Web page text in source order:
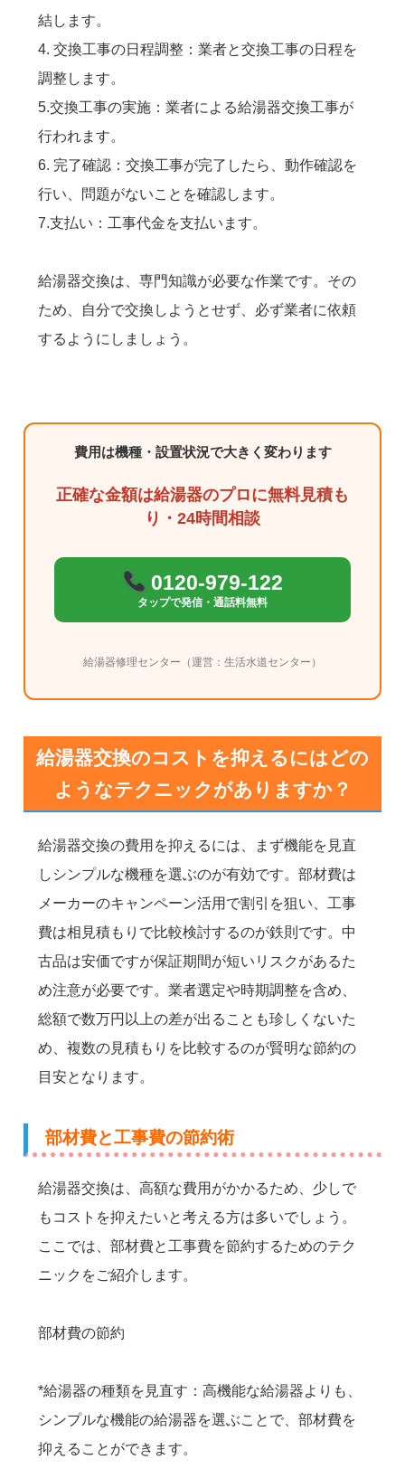
結します。
4. 交換工事の日程調整：業者と交換工事の日程を
調整します。
5.交換工事の実施：業者による給湯器交換工事が
行われます。
6. 完了確認：交換工事が完了したら、動作確認を
行い、問題がないことを確認します。
7.支払い：工事代金を支払います。
給湯器交換は、専門知識が必要な作業です。その
ため、自分で交換しようとせず、必ず業者に依頼
するようにしましょう。
費用は機種・設置状況で大きく変わります
正確な金額は給湯器のプロに無料見積も
り・24時間相談
0120-979-122
タップで発信・通話料無料
給湯器修理センター（運営：生活水道センター）
給湯器交換のコストを抑えるにはどの
ようなテクニックがありますか？
給湯器交換の費用を抑えるには、まず機能を見直
しシンプルな機種を選ぶのが有効です。部材費は
メーカーのキャンペーン活用で割引を狙い、工事
費は相見積もりで比較検討するのが鉄則です。中
古品は安価ですが保証期間が短いリスクがあるた
め注意が必要です。業者選定や時期調整を含め、
総額で数万円以上の差が出ることも珍しくないた
め、複数の見積もりを比較するのが賢明な節約の
目安となります。
部材費と工事費の節約術
給湯器交換は、高額な費用がかかるため、少しで
もコストを抑えたいと考える方は多いでしょう。
ここでは、部材費と工事費を節約するためのテク
ニックをご紹介します。
部材費の節約
*給湯器の種類を見直す：高機能な給湯器よりも、
シンプルな機能の給湯器を選ぶことで、部材費を
抑えることができます。